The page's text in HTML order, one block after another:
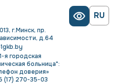
RU
г.Минск, пр.
д.64
я городская
больница":
доверия»
(17) 270-35-03